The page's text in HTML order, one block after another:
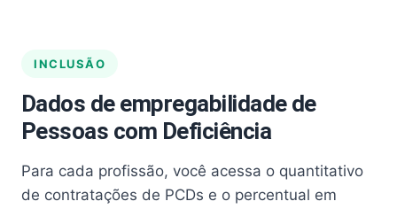
INCLUSÃO
Dados de empregabilidade de
Pessoas com Deficiência
Para cada profissão, você acessa o quantitativo
de contratações de PCDs e o percentual em